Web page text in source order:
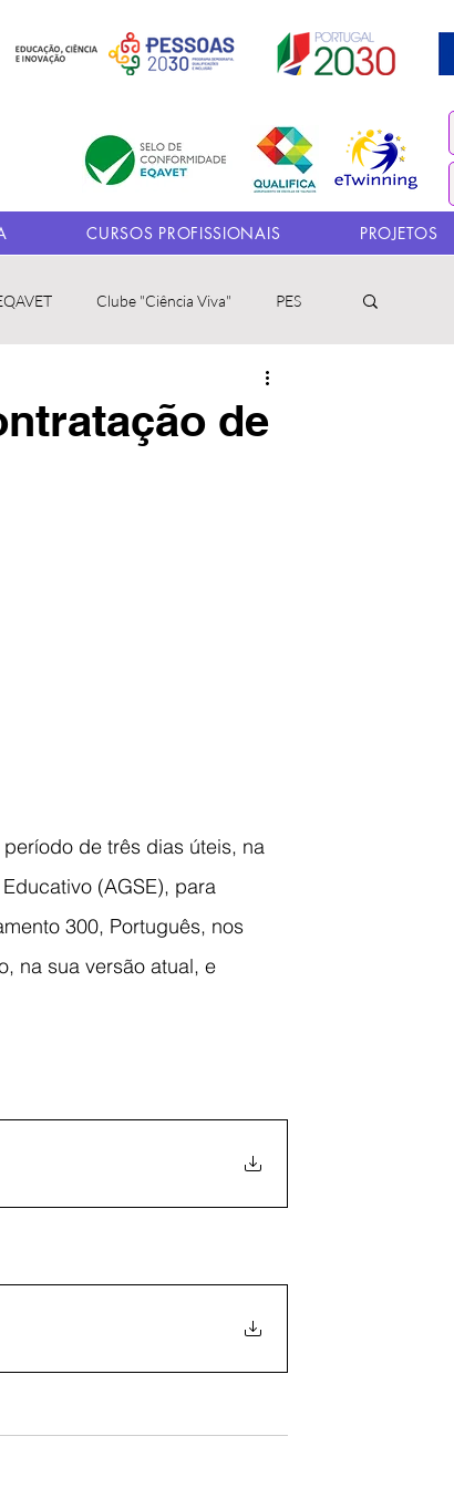
CURSOS PROFISSIONAIS PROJETOS
Clube "Ciência Viva" PES
de
de três dias úteis, na
(AGSE), para
300, Português, nos
na sua versão atual, e